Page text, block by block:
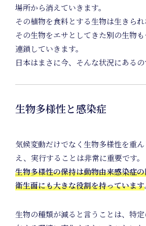
場所から消えていきます。
その植物を食料とする生物は生きられ
その生物をエサとしてきた別の生物
連鎖していきます。
日本はまさに今、そんな状況にあるの
生物多様性と感染症
気候変動だけでなく生物多様性を重
え、実行することは非常に重要です。
生物多様性の保持は動物由来感染症
衛生面にも大きな役割を持っています
生物の種類が減ると言うことは、特